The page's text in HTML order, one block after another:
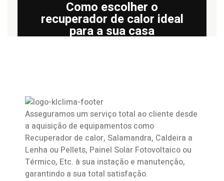
Como escolher o
recuperador de calor ideal
para a sua casa
Asseguramos um serviço total ao cliente desde
a aquisição de equipamentos como
Recuperador de calor, Salamandra, Caldeira a
Lenha ou Pellets, Painel Solar Fotovoltaico ou
Térmico, Etc. à sua instação e manutenção,
garantindo a sua total satisfação.